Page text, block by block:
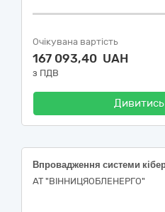
Очікувана вартість
167 093,40 UAH
з ПДВ
Дивитись
АТ "ВІННИЦЯОБЛЕНЕРГО"